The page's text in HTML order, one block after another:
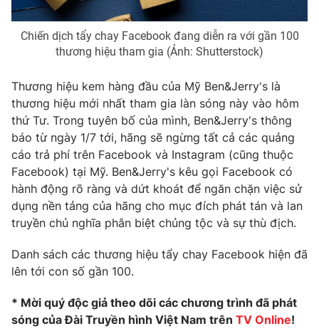
Ðiện thoại Thời báo VTV:
024.66 897 897
toasoan@vtv.vn
Liên hệ quảng cáo:024-7300.7108
® Cấm sao chép dưới mọi hình thức nếu không có sự chấp
thuận bằng văn bản. Ghi rõ nguồn VTV.vn khi phát hành lại
thông tin từ website này.
Chiến dịch tẩy chay Facebook đang diễn ra với gần 100
thương hiệu tham gia (Ảnh: Shutterstock)
Thương hiệu kem hàng đầu của Mỹ Ben&Jerry's là
thương hiệu mới nhất tham gia làn sóng này vào hôm
thứ Tư. Trong tuyên bố của mình, Ben&Jerry's thông
báo từ ngày 1/7 tới, hãng sẽ ngừng tất cả các quảng
cáo trả phí trên Facebook và Instagram (cũng thuộc
Facebook) tại Mỹ. Ben&Jerry's kêu gọi Facebook có
hành động rõ ràng và dứt khoát để ngăn chặn việc sử
dụng nền tảng của hãng cho mục đích phát tán và lan
truyền chủ nghĩa phân biệt chủng tộc và sự thù địch.
Danh sách các thương hiệu tẩy chay Facebook hiện đã
lên tới con số gần 100.
* Mời quý độc giả theo dõi các chương trình đã phát
sóng của Đài Truyền hình Việt Nam trên TV Online!